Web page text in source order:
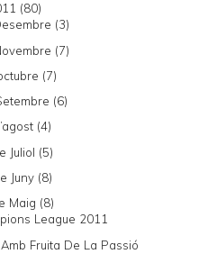
(80)
(3)
(7)
(7)
(6)
(4)
Juliol (5)
Juny (8)
Maig (8)
League 2011
Fruita De La Passió